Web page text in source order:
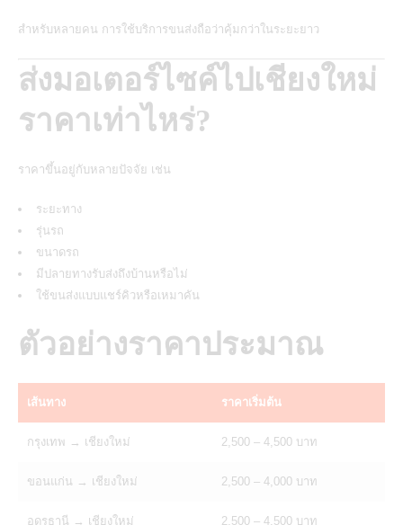
สำหรับหลายคน การใช้บริการขนส่งถือว่าคุ้มกว่าในระยะยาว
ส่งมอเตอร์ไซค์ไปเชียงใหม่
ราคาเท่าไหร่?
ราคาขึ้นอยู่กับหลายปัจจัย เช่น
ระยะทาง
รุ่นรถ
ขนาดรถ
มีปลายทางรับส่งถึงบ้านหรือไม่
ใช้ขนส่งแบบแชร์คิวหรือเหมาคัน
ตัวอย่างราคาประมาณ
เส้นทาง ราคาเริ่มต้น
กรุงเทพ → เชียงใหม่ 2,500 – 4,500 บาท
ขอนแก่น → เชียงใหม่ 2,500 – 4,000 บาท
อุดรธานี → เชียงใหม่ 2,500 – 4,500 บาท